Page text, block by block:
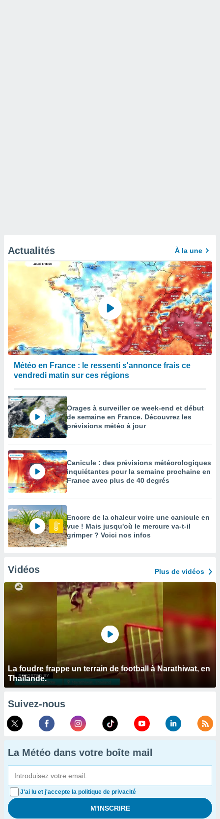
Actualités À la une
Météo en France : le ressenti s'annonce frais ce
vendredi matin sur ces régions
Orages à surveiller ce week-end et début
de semaine en France. Découvrez les
prévisions météo à jour
Canicule : des prévisions météorologiques
inquiétantes pour la semaine prochaine en
France avec plus de 40 degrés
Encore de la chaleur voire une canicule en
vue ! Mais jusqu'où le mercure va-t-il
grimper ? Voici nos infos
Vidéos Plus de vidéos
La foudre frappe un terrain de football à Narathiwat, en
Thaïlande.
Suivez-nous
La Météo dans votre boîte mail
J'ai lu et j'accepte la politique de privacité